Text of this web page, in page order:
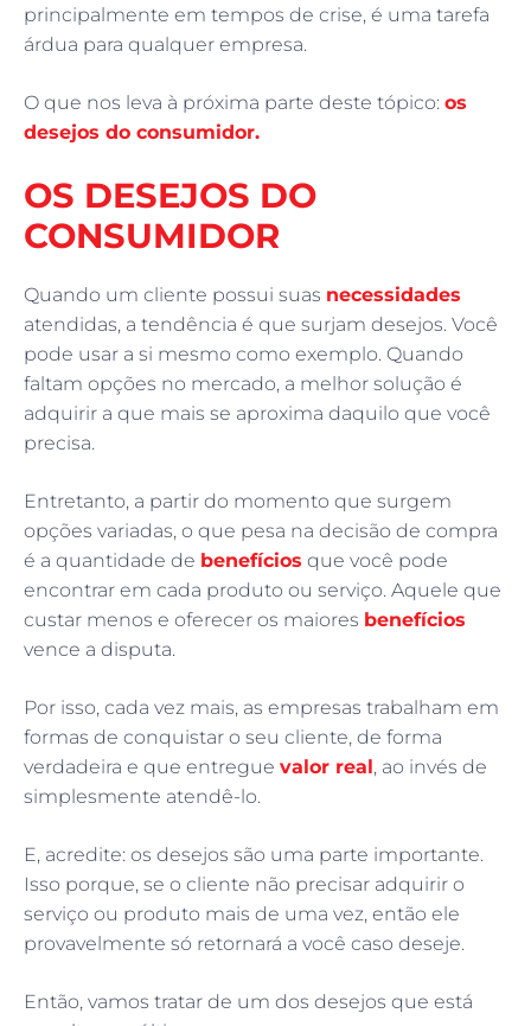
principalmente em tempos de crise, é uma tarefa
árdua para qualquer empresa.
O que nos leva à próxima parte deste tópico: os
desejos do consumidor.
OS DESEJOS DO
CONSUMIDOR
Quando um cliente possui suas necessidades
atendidas, a tendência é que surjam desejos. Você
pode usar a si mesmo como exemplo. Quando
faltam opções no mercado, a melhor solução é
adquirir a que mais se aproxima daquilo que você
precisa.
Entretanto, a partir do momento que surgem
opções variadas, o que pesa na decisão de compra
é a quantidade de benefícios que você pode
encontrar em cada produto ou serviço. Aquele que
custar menos e oferecer os maiores benefícios
vence a disputa.
Por isso, cada vez mais, as empresas trabalham em
formas de conquistar o seu cliente, de forma
verdadeira e que entregue valor real, ao invés de
simplesmente atendê-lo.
E, acredite: os desejos são uma parte importante.
Isso porque, se o cliente não precisar adquirir o
serviço ou produto mais de uma vez, então ele
provavelmente só retornará a você caso deseje.
Então, vamos tratar de um dos desejos que está